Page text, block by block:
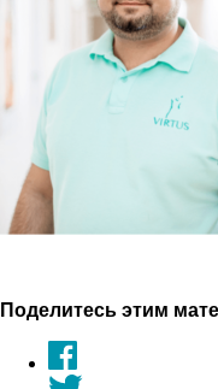
Поделитесь этим